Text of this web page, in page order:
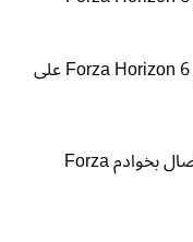
كيفية إصلاح التقطيع في Forza Horizon 6 على
كيفية إصلاح مشاكل الاتصال بخوادم Forza